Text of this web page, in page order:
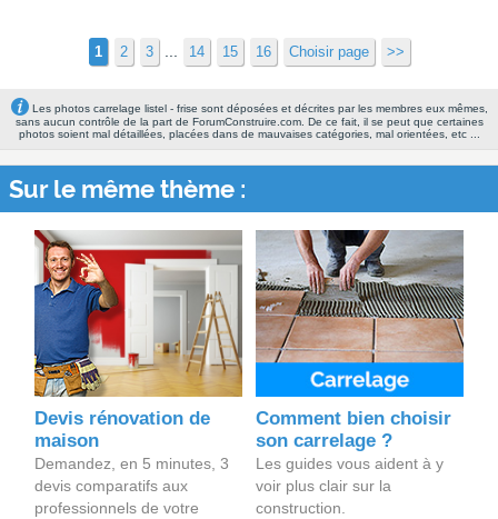
1 2 3 14 15 16 Choisir page >>
Les photos carrelage listel - frise sont déposées et décrites par les membres eux mêmes,
sans aucun contrôle de la part de ForumConstruire.com. De ce fait, il se peut que certaines
photos soient mal détaillées, placées dans de mauvaises catégories, mal orientées, etc ...
Sur le même thème :
Devis rénovation de
maison
Demandez, en 5 minutes, 3
devis comparatifs aux
professionnels de votre
Comment bien choisir
son carrelage ?
Les guides vous aident à y
voir plus clair sur la
construction.